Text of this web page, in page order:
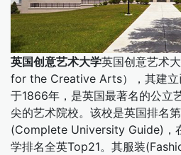
英国创意艺术大学英国创意艺术
for the Creative Arts），其建立
于1866年，是英国最著名的公立
尖的艺术院校。该校是英国排名
(Complete University Guide)，
学排名全英Top21。其服装